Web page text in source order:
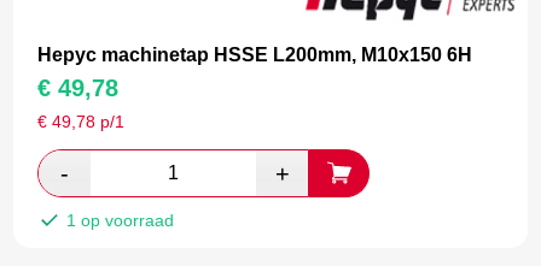
Hepyc machinetap HSSE L200mm, M10x150 6H
€ 49,78
€49,78 p/1
1 op voorraad